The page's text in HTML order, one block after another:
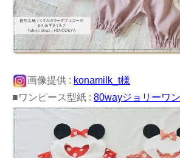
画像提供 : konamilk_t様
■ワンピース型紙 : 80wayジョリーワ